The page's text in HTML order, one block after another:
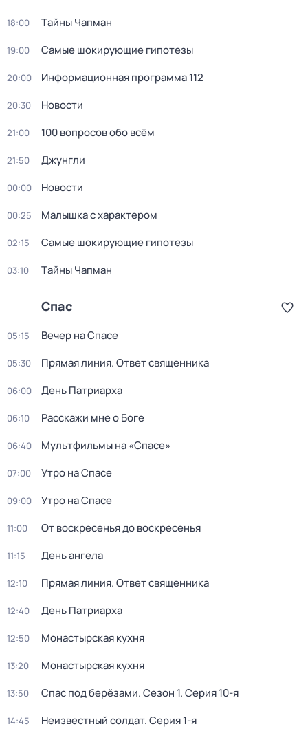
18:00 Тaйны Чапман
19:00 Самые шoкиpующие гипотезы
20:00 Информационная программа 112
20:30 Новости
21:00 100 вопросов обо всём
21:50 Джунгли
00:00 Новости
00:25 Малышка с характером
02:15 Самые шoкиpующие гипотезы
03:10 Тaйны Чапман
Спас
05:15 Вечер на Спасе
05:30 Прямая линия. Ответ священника
06:00 Дeнь Патриаpха
06:10 Расскажи мне о Боге
06:40 Мультфильмы на «Спасе»
07:00 Утро на Спасе
09:00 Утро на Спасе
11:00 От воскресенья до воскресенья
11:15 День ангела
12:10 Прямая линия. Ответ священника
12:40 Дeнь Патриаpха
12:50 Монастырская кухня
13:20 Монастырская кухня
13:50 Спас под берёзами. Сезон 1. Серия 10-я
14:45 Неизвестный солдат. Серия 1-я